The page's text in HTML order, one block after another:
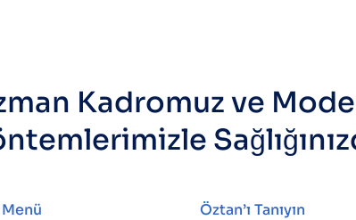
Kadromuz ve
Menü Öztan’ı Tanıyın